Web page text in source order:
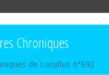
Chroniques
de Lucullus n°692